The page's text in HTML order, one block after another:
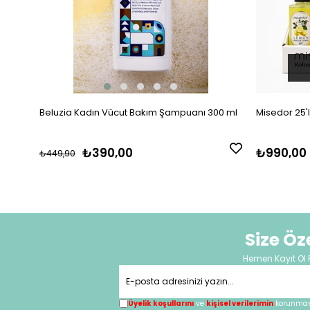
Beluzia Kadın Vücut Bakım Şampuanı 300 ml
₺390,00
₺449,90
Misedor
₺990,00
Size
Hemen Kayıt
Üyelik koşullarını ve kişisel verilerimin